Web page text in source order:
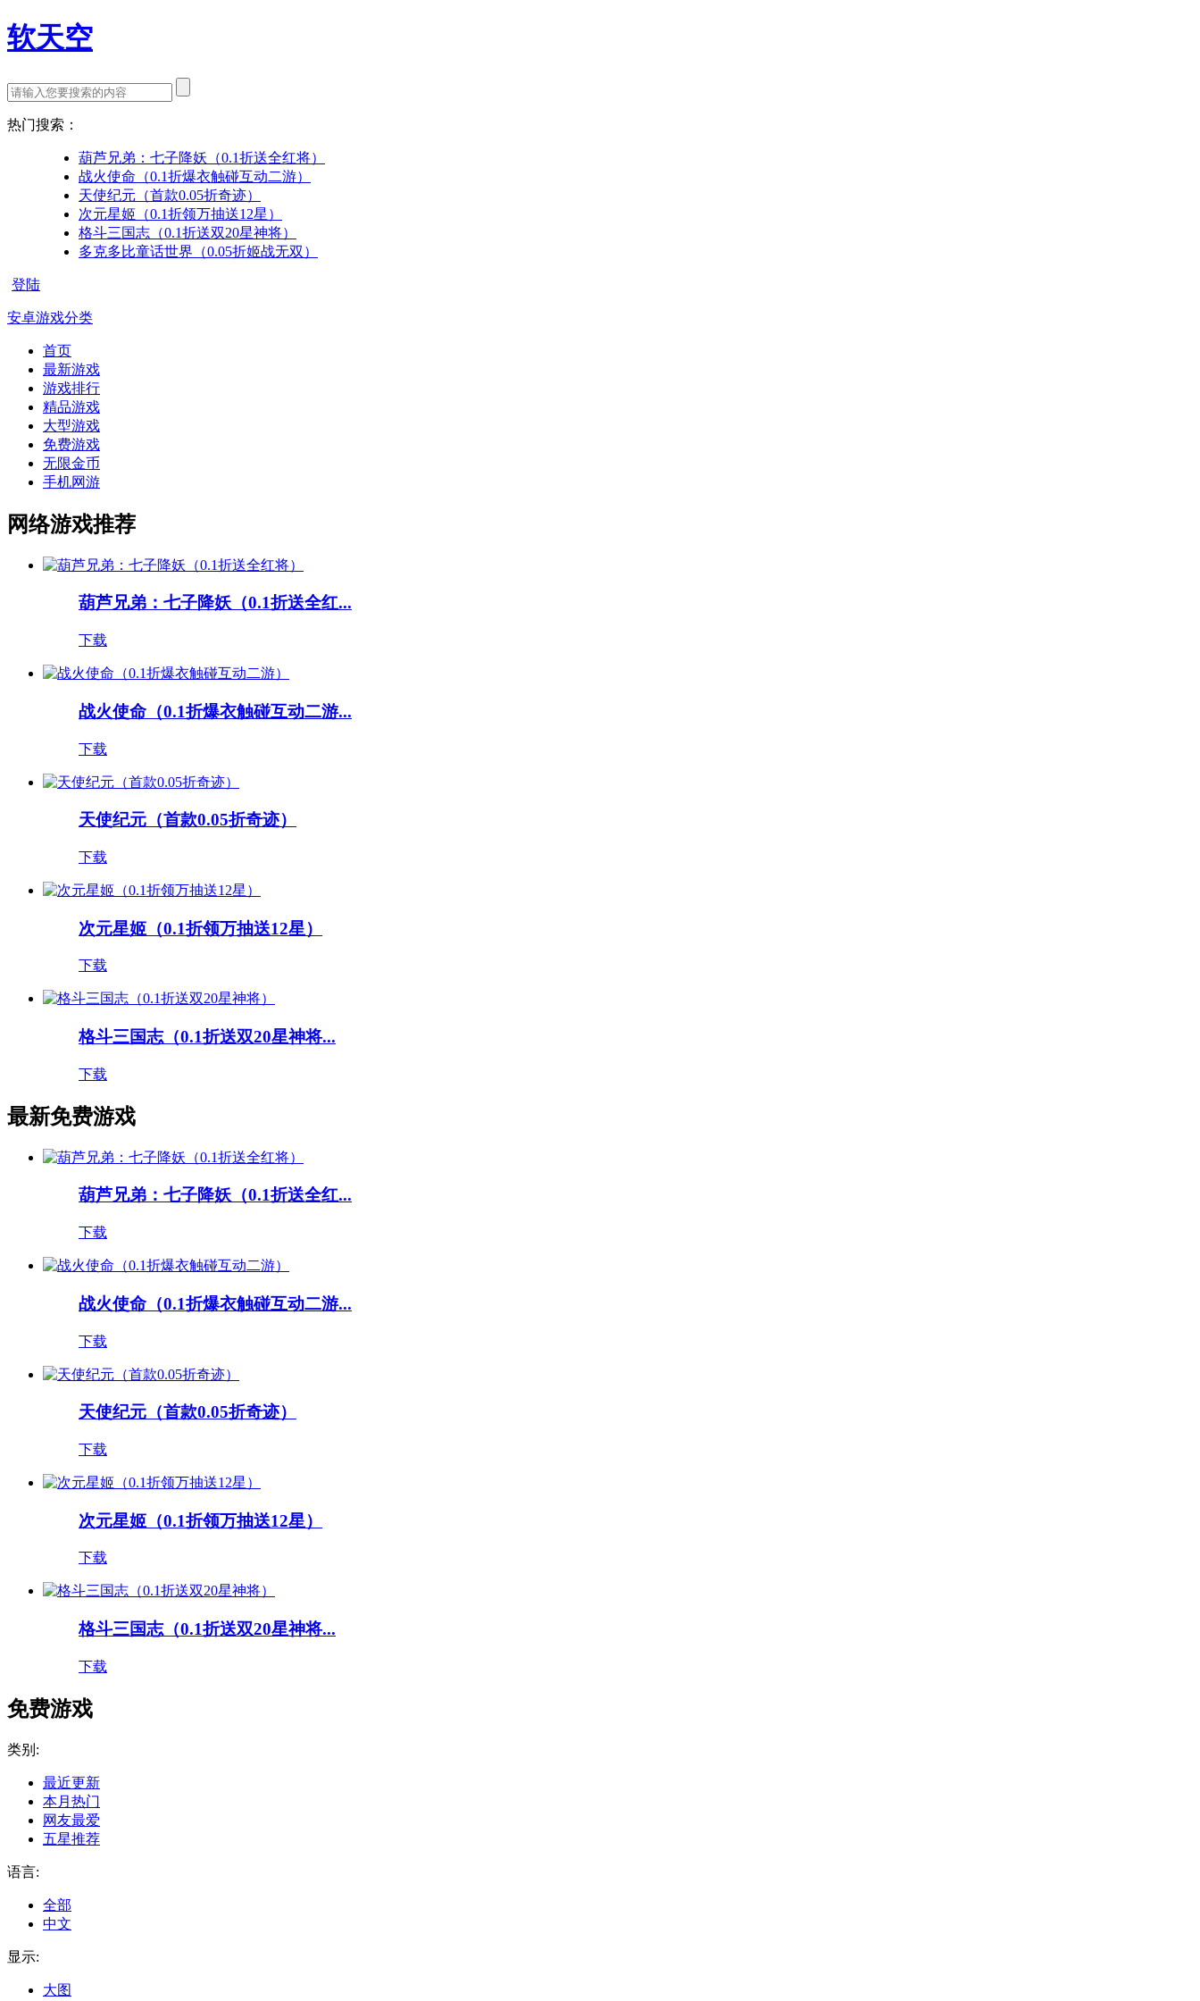
软天空
热门搜索：
葫芦兄弟：七子降妖（0.1折送全红将）
战火使命（0.1折爆衣触碰互动二游）
天使纪元（首款0.05折奇迹）
次元星姬（0.1折领万抽送12星）
格斗三国志（0.1折送双20星神将）
多克多比童话世界（0.05折姬战无双）
登陆
安卓游戏分类
首页
最新游戏
游戏排行
精品游戏
大型游戏
免费游戏
无限金币
手机网游
网络游戏推荐
葫芦兄弟：七子降妖（0.1折送全红...
下载
战火使命（0.1折爆衣触碰互动二游...
下载
天使纪元（首款0.05折奇迹）
下载
次元星姬（0.1折领万抽送12星）
下载
格斗三国志（0.1折送双20星神将...
下载
最新免费游戏
葫芦兄弟：七子降妖（0.1折送全红...
下载
战火使命（0.1折爆衣触碰互动二游...
下载
天使纪元（首款0.05折奇迹）
下载
次元星姬（0.1折领万抽送12星）
下载
格斗三国志（0.1折送双20星神将...
下载
免费游戏
类别:
最近更新
本月热门
网友最爱
五星推荐
语言:
全部
中文
显示:
大图